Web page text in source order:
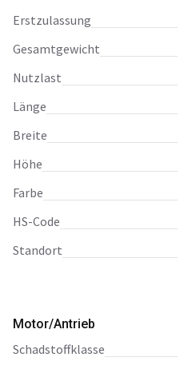
Erstzulassung
Gesamtgewicht
Nutzlast
Länge
Breite
Höhe
Farbe
HS-Code
Standort
Motor/Antrieb
Schadstoffklasse